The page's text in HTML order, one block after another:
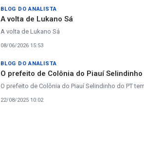
BLOG DO ANALISTA
A volta de Lukano Sá
A volta de Lukano Sá
08/06/2026 15:53
BLOG DO ANALISTA
O prefeito de Colônia do Piauí
O prefeito de Colônia do Piauí Selindinho do PT
22/08/2025 10:02